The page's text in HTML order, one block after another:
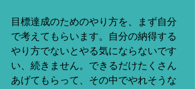
目標達成のためのやり方を、まず自分
で考えてもらいます。自分の納得する
やり方でないとやる気にならないです
い、続きません。できるだけたくさん
あげてもらって、その中でやれそうな